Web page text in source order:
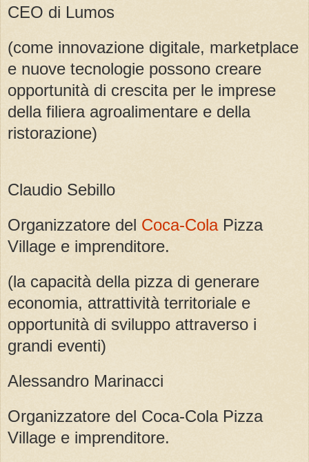
CEO di Lumos
(come innovazione digitale, marketplace
e nuove tecnologie possono creare
opportunità di crescita per le imprese
della filiera agroalimentare e della
ristorazione)
Claudio Sebillo
Organizzatore del Coca-ColaPizza
Village e imprenditore.
(la capacità della pizza di generare
economia, attrattività territoriale e
opportunità di sviluppo attraverso i
grandi eventi)
Alessandro Marinacci
Organizzatore del Coca-Cola Pizza
Village e imprenditore.